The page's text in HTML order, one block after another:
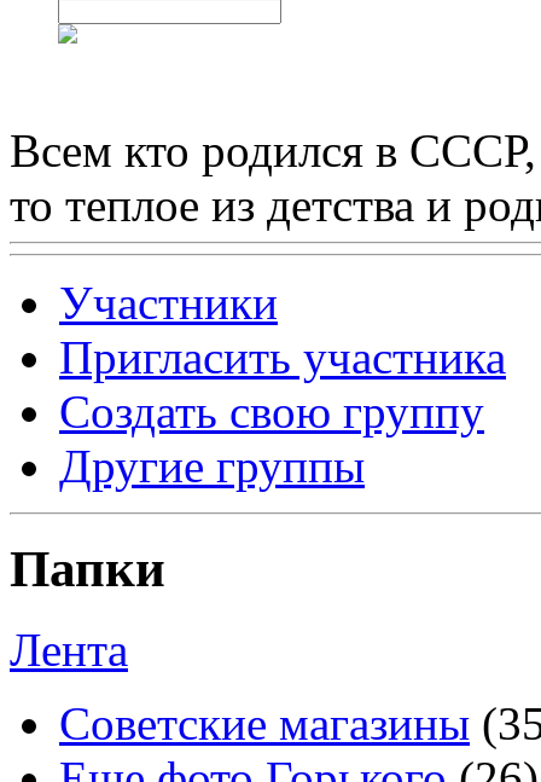
Всем кто родился в
то теплое из детства и
Участники
Пригласить участника
Создать свою группу
Другие группы
Папки
Лента
Советские магазины